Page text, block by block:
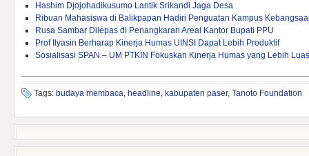
Hashim Djojohadikusumo Lantik Srikandi Jaga Desa
Ribuan Mahasiswa di Balikpapan Hadiri Penguatan Kampus
Rusa Sambar Dilepas di Penangkaran Areal Kantor Bupati PPU
Prof Ilyasin Berharap Kinerja Humas UINSI Dapat Lebih Produktif
Sosialisasi SPAN – UM PTKIN Fokuskan Kinerja Humas yang Lebih Luas
Tags: budaya membaca, headline, kabupaten paser, Tanoto Foundation